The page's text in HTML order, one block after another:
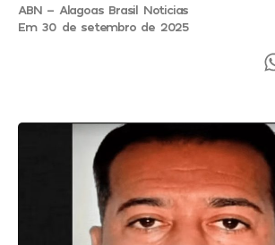
ABN - Alagoas Brasil Noticias
Em 30 de setembro de 2025